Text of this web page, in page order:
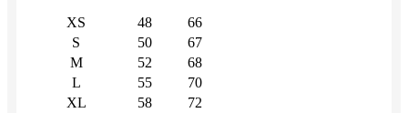
XS 48
66
S
50
67
M
52
68
L
55
70
XL
58
72